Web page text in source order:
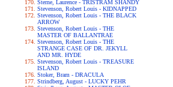
Sterne, Laurence - TRISTRAM SHANDY
Stevenson, Robert Louis - KIDNAPPED
Stevenson, Robert Louis - THE BLACK
ARROW
Stevenson, Robert Louis - THE
MASTER OF BALLANTRAE
Stevenson, Robert Louis - THE
STRANGE CASE OF DR. JEKYLL
AND MR. HYDE
Stevenson, Robert Louis - TREASURE
ISLAND
Stoker, Bram - DRACULA
Strindberg, August - LUCKY PEHR